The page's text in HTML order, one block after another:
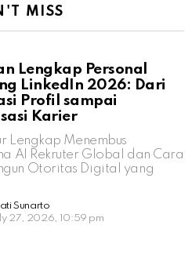
MISS
Lengkap Personal
LinkedIn 2026: Dari
Profil sampai
Karier
Lengkap Menembus
AI Rekruter Global dan Cara
Otoritas Digital yang
Sunarto
27, 2026, 10:59 pm